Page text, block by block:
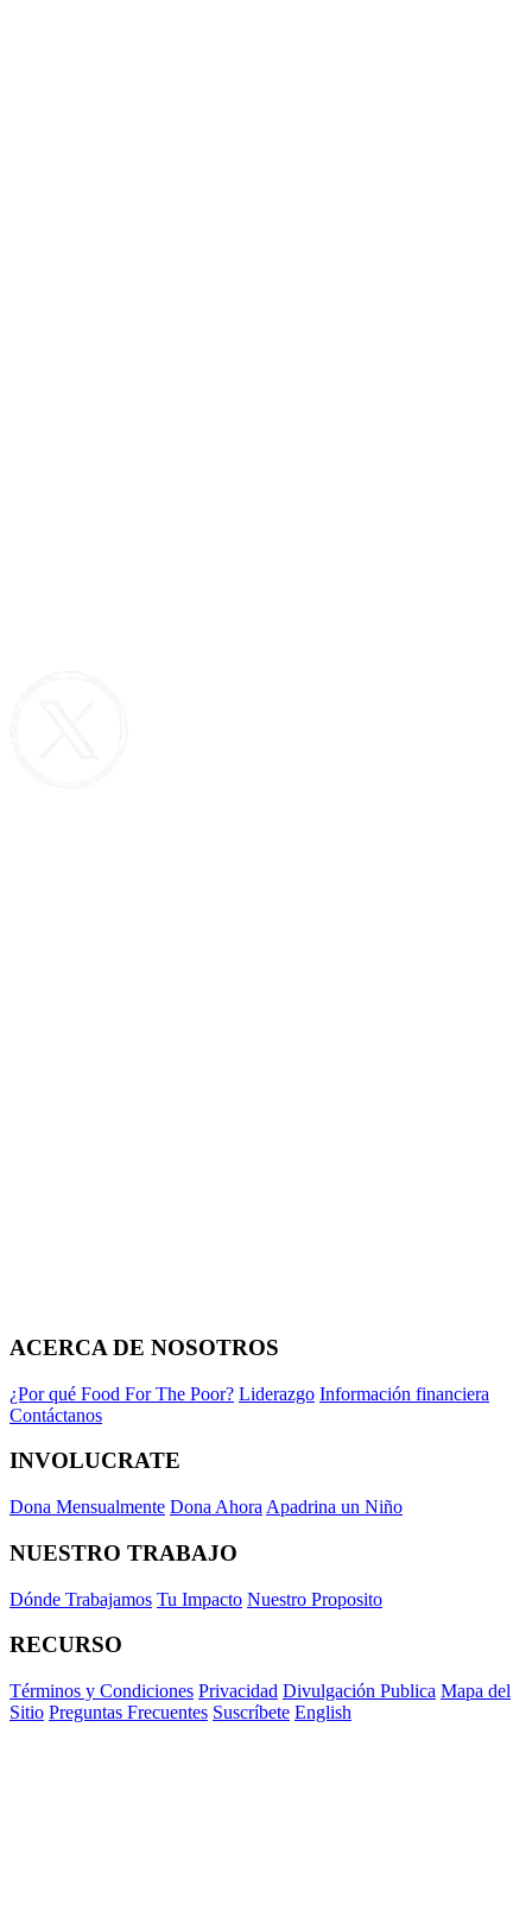
ACERCA DE NOSOTROS
¿Por qué Food For The Poor? Liderazgo Información financiera
Contáctanos
INVOLUCRATE
Dona Mensualmente Dona Ahora Apadrina un Niño
NUESTRO TRABAJO
Dónde Trabajamos Tu Impacto Nuestro Proposito
RECURSO
Términos y Condiciones Privacidad Divulgación Publica Mapa del
Sitio Preguntas Frecuentes Suscríbete English